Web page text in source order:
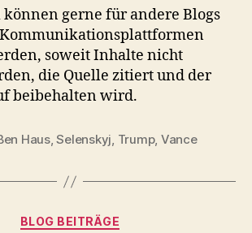
gerne für andere Blogs
Kommunikationsplattformen
soweit Inhalte nicht
die Quelle zitiert und der
beibehalten wird.
Haus,Selenskyj, Trump, Vance
Kategorien
BLOG BEITRÄGE